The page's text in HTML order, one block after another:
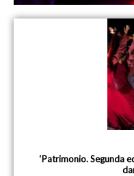
‘Patrimonio. Segunda